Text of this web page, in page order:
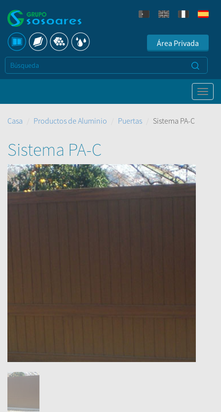
Área Privada
Casa Productos de Aluminio Puertas Sistema PA-C
Sistema PA-C